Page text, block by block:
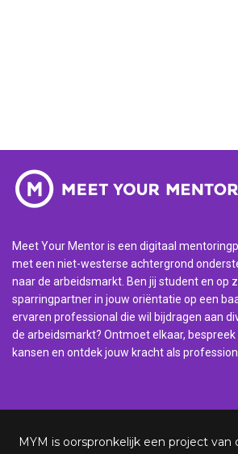
Meet Your Mentor is een digitaal
met een niet-westerse achtergrond
naar de arbeidsmarkt. Ben jij student en op
sparringpartner in jouw oriëntatie op een
ervaren professional die wil bijdragen aan
de arbeidsmarkt? Ontmoet elkaar,
kansen en ontdek jouw kracht als
MYM is oorspronkelijk een project van